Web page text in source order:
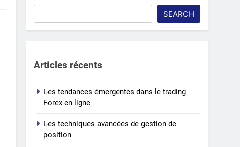
SEARCH
Articles récents
Les tendances émergentes dans le trading
Forex en ligne
Les techniques avancées de gestion de
position